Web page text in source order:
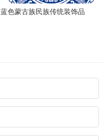
蓝色蒙古族民族传统装饰品